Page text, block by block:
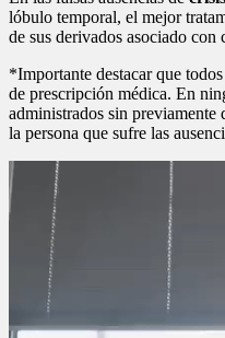
lóbulo temporal, el mejor
de sus derivados asociado con
*Importante destacar que
de prescripción médica. En
administrados sin previamente
la persona que sufre las